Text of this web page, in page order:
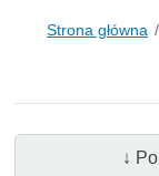
Strona główna
↓